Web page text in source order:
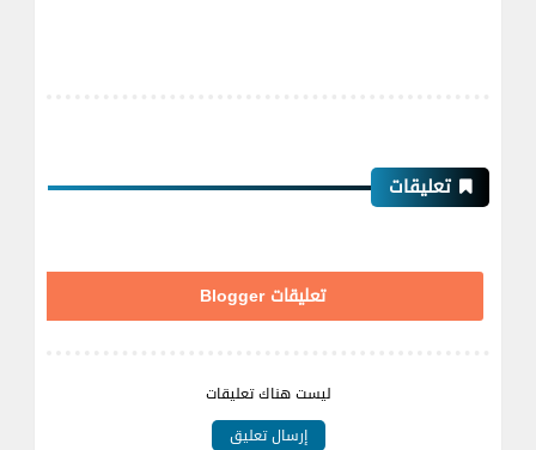
تعليقات
تعليقات Blogger
ليست هناك تعليقات
إرسال تعليق